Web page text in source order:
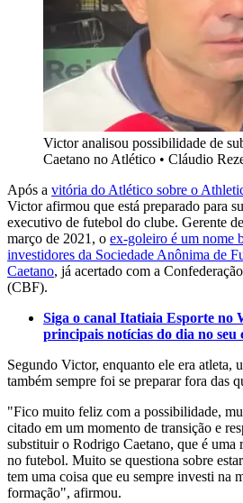
Victor analisou possibilidade de
Caetano no Atlético • Cláudio
Após a vitória do Atlético sobre o
Victor afirmou que está preparado para
executivo de futebol do clube. Gerente
março de 2021, o ex-goleiro é um nome
investidores da Sociedade Anônima de
Caetano, já acertado com a
(CBF).
Siga o canal Itatiaia Esporte no
principais notícias do dia no seu
Segundo Victor, enquanto ele era atleta,
também sempre foi se preparar fora das
"Fico muito feliz com a possibilidade,
citado em um momento de transição e
substituir o Rodrigo Caetano, que é uma
no futebol. Muito se questiona sobre
tem uma coisa que eu sempre investi na
formação", afirmou.